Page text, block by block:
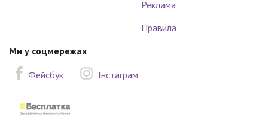
Реклама
Правила
Ми у соцмережах
Фейсбук
Інстаграм